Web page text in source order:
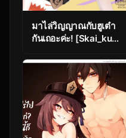
มาไล่วิญญาณกับฮูเต๋า
กันเถอะค่ะ! [Skai_kun]
(Genshin Impact)